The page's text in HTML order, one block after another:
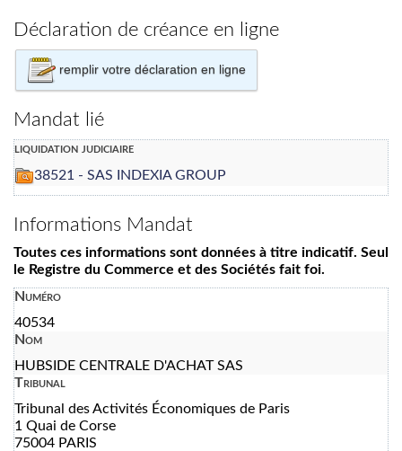
Déclaration de créance en ligne
remplir votre déclaration en ligne
Mandat lié
liquidation judiciaire
38521 - SAS INDEXIA GROUP
Informations Mandat
Toutes ces informations sont données à titre indicatif. Seul
le Registre du Commerce et des Sociétés fait foi.
Numéro
40534
Nom
HUBSIDE CENTRALE D'ACHAT SAS
Tribunal
Tribunal des Activités Économiques de Paris
1 Quai de Corse
75004 PARIS